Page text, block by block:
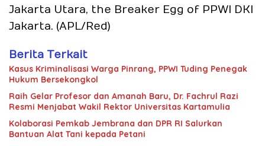
Jakarta Utara, the Breaker Egg of PPWI DKI
Jakarta. (APL/Red)
Berita Terkait
Kasus Kriminalisasi Warga Pinrang, PPWI Tuding Penegak
Hukum Bersekongkol
Raih Gelar Profesor dan Amanah Baru, Dr. Fachrul Razi
Resmi Menjabat Wakil Rektor Universitas Kartamulia
Kolaborasi Pemkab Jembrana dan DPR RI Salurkan
Bantuan Alat Tani kepada Petani